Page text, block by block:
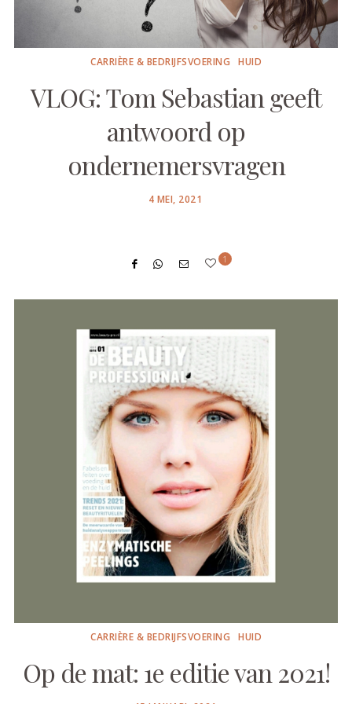
CARRIÈRE & BEDRIJFSVOERING HUID
VLOG: Tom Sebastian geeft
antwoord op
ondernemersvragen
POSTED
4 MEI, 2021
1
CARRIÈRE & BEDRIJFSVOERING HUID
Op de mat: 1e editie van 2021!